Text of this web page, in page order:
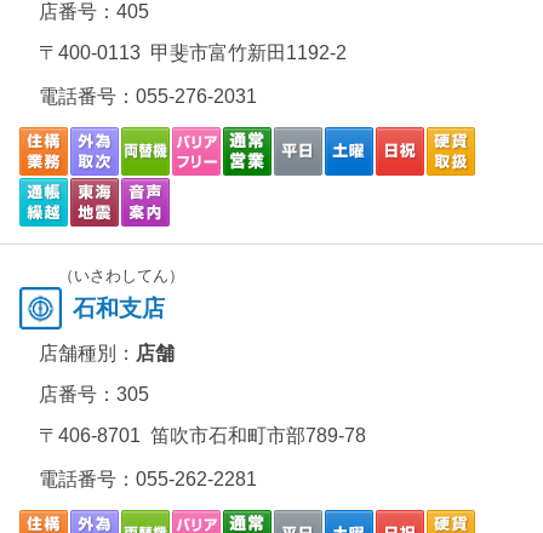
店番号：405
〒400-0113 甲斐市富竹新田1192-2
電話番号： 055-276-2031
（いさわしてん）
石和支店
店舗種別： 店舗
店番号：305
〒406-8701 笛吹市石和町市部789-78
電話番号： 055-262-2281